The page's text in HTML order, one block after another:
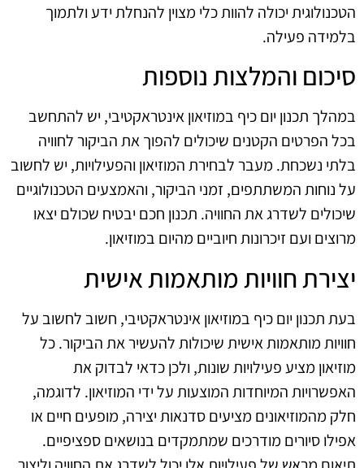
הטכנולוגית יכולה להוות כלי מצוין להנחלת ידע ולתמוך
בלמידה פעילה.
סיכום והמלצות נוספות
במהלך תכנון יום כיף במוזיאון אינטראקטיבי, יש להתחשב
בכל הפרטים הקטנים שיכולים להפוך את הביקור לחוויה
בלתי נשכחת. מעבר לבחירת המוזיאון והפעילויות, יש לחשוב
על נוחות המשתתפים, זמני הביקור, והאמצעים הטכנולוגיים
שיכולים לשדרג את החוויה. תכנון חכם יבטיח שכולם יצאו
מרוצים ועם זיכרונות חיוביים מהיום במוזיאון.
יצירת חוויות מותאמות אישית
בעת תכנון יום כיף במוזיאון אינטראקטיבי, חשוב לחשוב על
חוויות מותאמות אישית שיכולות להעשיר את הביקור. כל
מוזיאון מציע פעילויות שונות, ולכן כדאי לבדוק את
האפשרויות המיוחדות המוצעות על ידי המוזיאון. לדוגמה,
חלק מהמוזיאונים מציעים סדנאות יצירה, מופעים חיים או
אפילו סיורים מודרכים שמתמקדים בנושאים ספציפיים.